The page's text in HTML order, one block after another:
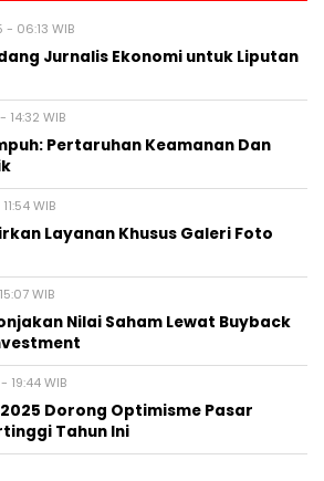
- 06:13 WIB
Jurnalis Ekonomi untuk Liputan
14:32 WIB
Pertaruhan Keamanan Dan
WIB
Layanan Khusus Galeri Foto
WIB
Nilai Saham Lewat Buyback
19:44 WIB
Dorong Optimisme Pasar
Tahun Ini